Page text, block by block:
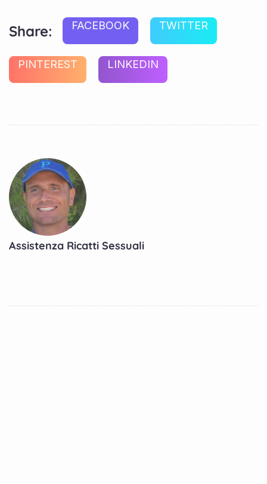
Share: FACEBOOK TWITTER
PINTEREST LINKEDIN
Assistenza Ricatti Sessuali